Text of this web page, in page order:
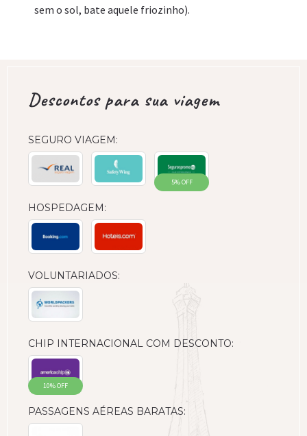
sem o sol, bate aquele friozinho).
Descontos para sua viagem
SEGURO VIAGEM:
5% OFF
HOSPEDAGEM:
VOLUNTARIADOS:
CHIP INTERNACIONAL COM DESCONTO:
10% OFF
PASSAGENS AÉREAS BARATAS: